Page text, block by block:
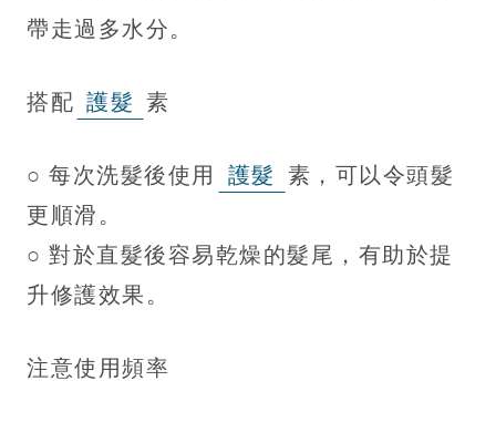
帶走過多水分。
搭配 護髮 素
○ 每次洗髮後使用 護髮 素，可以令頭髮
更順滑。
○ 對於直髮後容易乾燥的髮尾，有助於提
升修護效果。
注意使用頻率